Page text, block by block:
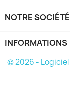
NOTRE SOCIÉTÉ
INFORMATIONS
© 2026 -